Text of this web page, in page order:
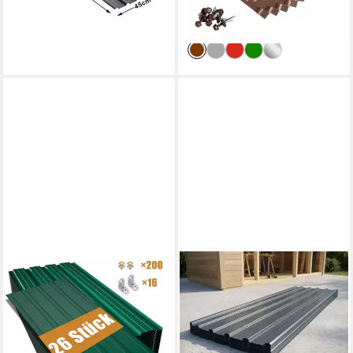
Germany
-19%
lieferbar - in 4-5 Werktagen bei dir
GIHAUVIA
Trapezblech Trapezblech 26
Stück, 12m² Dachblech für
Carport, Geräteschuppen.,
(26-St)
METRA-DIREKT
Trapezblech 24er Set
Anthrazit - Profilblech,
Dachblech, Wandblech
129x45cm, 1290x450x0.25